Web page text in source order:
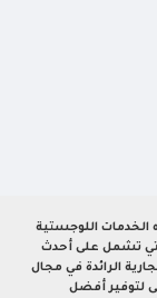
الخدمات اللوجستية
تشمل على أحدث
الرائدة في مجال
لتوفير أفضل